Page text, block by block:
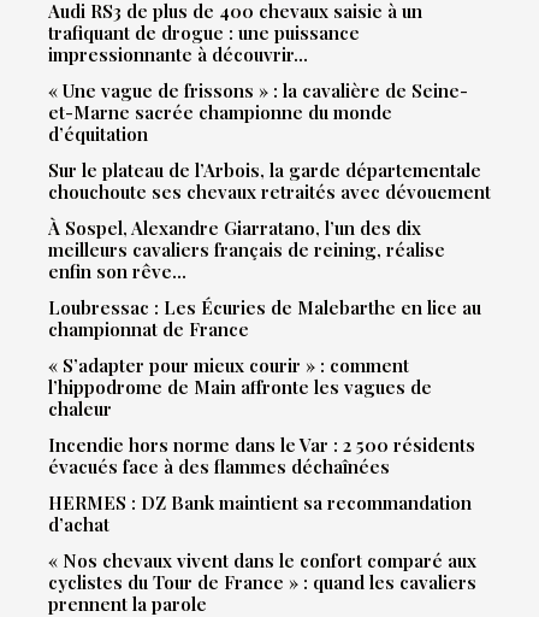
Audi RS3 de plus de 400 chevaux saisie à un
trafiquant de drogue : une puissance
impressionnante à découvrir…
« Une vague de frissons » : la cavalière de Seine-
et-Marne sacrée championne du monde
d’équitation
Sur le plateau de l’Arbois, la garde départementale
chouchoute ses chevaux retraités avec dévouement
À Sospel, Alexandre Giarratano, l’un des dix
meilleurs cavaliers français de reining, réalise
enfin son rêve…
Loubressac : Les Écuries de Malebarthe en lice au
championnat de France
« S’adapter pour mieux courir » : comment
l’hippodrome de Main affronte les vagues de
chaleur
Incendie hors norme dans le Var : 2 500 résidents
évacués face à des flammes déchaînées
HERMES : DZ Bank maintient sa recommandation
d’achat
« Nos chevaux vivent dans le confort comparé aux
cyclistes du Tour de France » : quand les cavaliers
prennent la parole